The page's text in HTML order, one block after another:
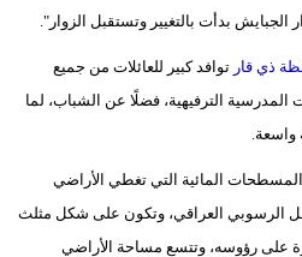
سيارات
بدأت بالتغيير وتستقبل الزوار".
ذي قار توافد كبير للعائلات من جميع
الترفيهية، فضلًا عن الشباب، لما
واسعة.
المائية التي تغطي الأراضي
الرسوبي العراقي، وتكون على شكل مثلث
على رؤوسه، وتتسع مساحة الأراضي